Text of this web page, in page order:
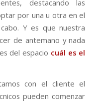
destacando las
por una u otra en el
Y es que nuestra
de antemano y nada
del espacio cuál es el
con el cliente el
pueden comenzar